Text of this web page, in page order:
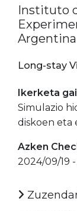
Instituto
Argentina
Long-stay
Ikerketa
Simulazio
diskoen eta
Azken
2024/09/19 -